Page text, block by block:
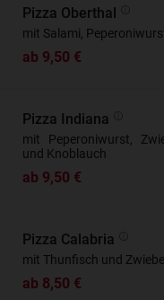
Pizza Oberthal
mit Salami,
ab 9,50 €
Pizza Indiana
mit Peperoniwurst,
und Knoblauch
ab 9,50 €
Pizza Calabria
mit Thunfisch und
ab 8,50 €